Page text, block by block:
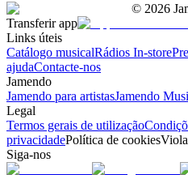
© 2026
Transferir app
Links úteis
Catálogo musicalRádios In-store
ajudaContacte-nos
Jamendo
Jamendo para artistasJamendo
Legal
Termos gerais de utilização
privacidadePolítica de cookies
Siga-nos